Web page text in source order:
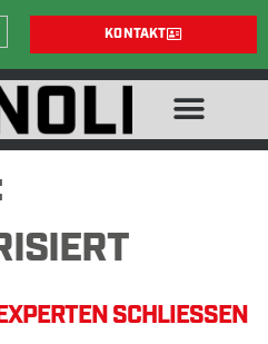
KONTAKT
SCHLIESSEN S